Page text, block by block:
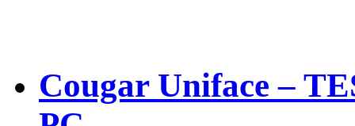
Cougar Uniface –